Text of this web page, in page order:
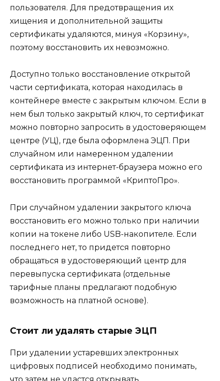
пользователя. Для предотвращения их
хищения и дополнительной защиты
сертификаты удаляются, минуя «Корзину»,
поэтому восстановить их невозможно.
Доступно только восстановление открытой
части сертификата, которая находилась в
контейнере вместе с закрытым ключом. Если в
нем был только закрытый ключ, то сертификат
можно повторно запросить в удостоверяющем
центре (УЦ), где была оформлена ЭЦП. При
случайном или намеренном удалении
сертификата из интернет-браузера можно его
восстановить программой «КриптоПро».
При случайном удалении закрытого ключа
восстановить его можно только при наличии
копии на токене либо USB-накопителе. Если
последнего нет, то придется повторно
обращаться в удостоверяющий центр для
перевыпуска сертификата (отдельные
тарифные планы предлагают подобную
возможность на платной основе).
Стоит ли удалять старые ЭЦП
При удалении устаревших электронных
цифровых подписей необходимо понимать,
что затем не удастся открывать